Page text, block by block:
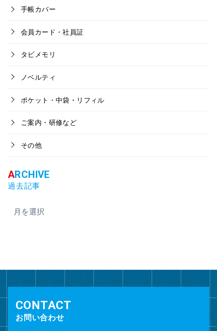
手帳カバー
会員カード・社員証
タビメモリ
ノベルティ
ポケット・中袋・リフィル
ご案内・研修など
その他
過去記事
ー
お問い合わせ